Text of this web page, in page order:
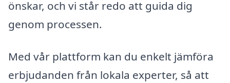
önskar, och vi står redo att guida dig
genom processen.
Med vår plattform kan du enkelt jämföra
erbjudanden från lokala experter, så att